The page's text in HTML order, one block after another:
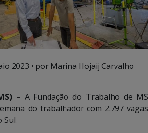
2023 • por Marina Hojaij Carvalho
– A Fundação do Trabalho de MS
do trabalhador com 2.797 vagas
Sul.